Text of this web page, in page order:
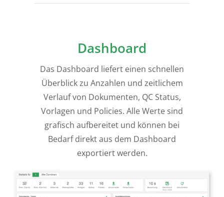
Dashboard
Das Dashboard liefert einen schnellen
Überblick zu Anzahlen und zeitlichem
Verlauf von Dokumenten, QC Status,
Vorlagen und Policies. Alle Werte sind
grafisch aufbereitet und können bei
Bedarf direkt aus dem Dashboard
exportiert werden.